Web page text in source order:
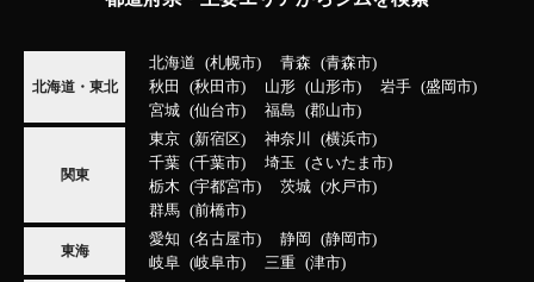
北海道・東北
北海道 札幌市 青森
青森市
秋田
秋田市 山形 山形市 岩手
盛岡市
宮城
仙台市 福島 郡山市
関東
東京 新宿区 神奈川
横浜市
千葉
千葉市 埼玉
さいたま市
栃木
宇都宮市 茨城
水戸市
群馬
前橋市
東海
愛知 名古屋市 静岡
静岡市
岐阜
岐阜市 三重 津市